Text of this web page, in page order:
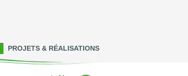
PROJETS & RÉALISATIONS